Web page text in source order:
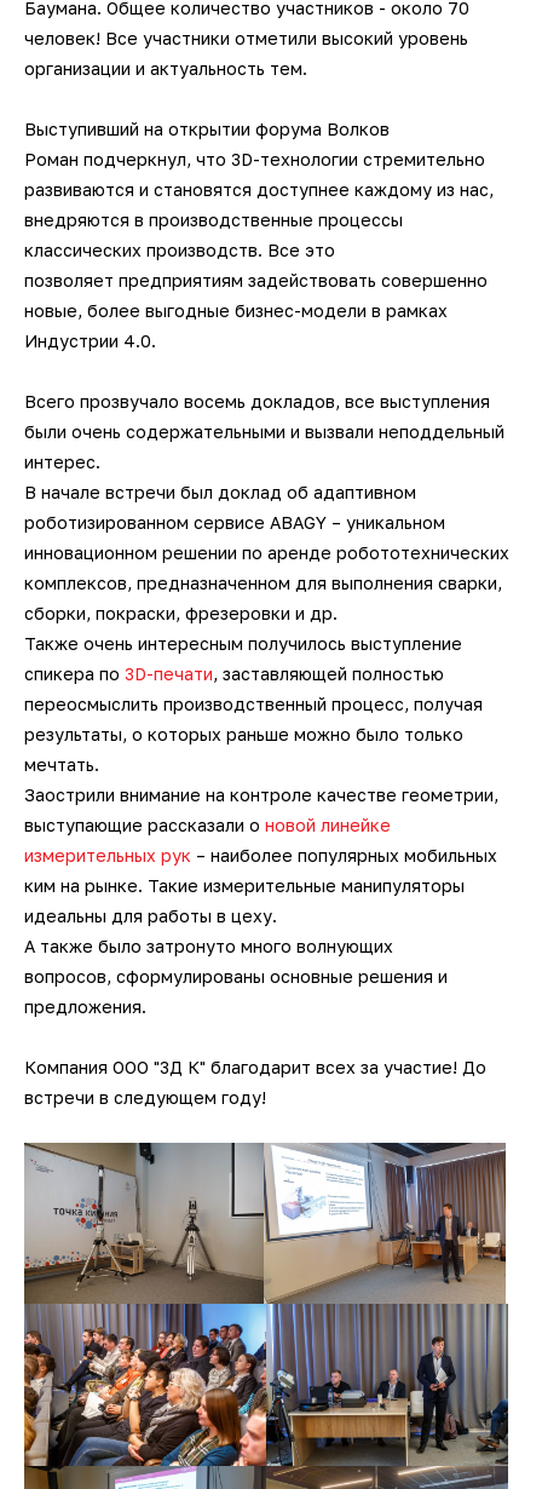
Баумана. Общее количество участников - около 70
человек! Все участники отметили высокий уровень
организации и актуальность тем.
Выступивший на открытии форума Волков
Роман подчеркнул, что 3D-технологии стремительно
развиваются и становятся доступнее каждому из нас,
внедряются в производственные процессы
классических производств. Все это
позволяет предприятиям задействовать совершенно
новые, более выгодные бизнес-модели в рамках
Индустрии 4.0.
Всего прозвучало восемь докладов, все выступления
были очень содержательными и вызвали неподдельный
интерес.
В начале встречи был доклад об адаптивном
роботизированном сервисе ABAGY – уникальном
инновационном решении по аренде робототехнических
комплексов, предназначенном для выполнения сварки,
сборки, покраски, фрезеровки и др.
Также очень интересным получилось выступление
спикера по 3D-печати, заставляющей полностью
переосмыслить производственный процесс, получая
результаты, о которых раньше можно было только
мечтать.
Заострили внимание на контроле качестве геометрии,
выступающие рассказали о новой линейке
измерительных рук – наиболее популярных мобильных
ким на рынке. Такие измерительные манипуляторы
идеальны для работы в цеху.
А также было затронуто много волнующих
вопросов, сформулированы основные решения и
предложения.
Компания ООО "3Д К" благодарит всех за участие! До
встречи в следующем году!
датчики
Техническое 3D-зрение
Лазерные 2D проекторы
Программное обеспечение
Длиномеры
Системы фотограмметрии
Оптические измерительные
машины
Приборы для измерения профиля и
формы
Аксессуары для
метрологического оборудования
3D-сканеры для трекеров
Аксессуары и оснастка для
трекеров
3D-сканеры для измерительных
рук
Аксессуары и оснастка для рук
Ручные 3D-сканеры ScanTech
Ручные 3D-сканеры Scanform
Ручные 3D-сканеры AM.TECH
Ручные 3D-сканеры ZG
Наземные 3D-сканеры Leica
Наземные 3D-сканеры АТЛАС
Наземные 3D-сканеры FARO
3D-сканеры для трекеров
3D-сканеры для измерительных
рук
Принадлежности для КИМ
Мультисенсорные измерительные
машины Unimetro
Фотограмметрические
измерительные системы V-STARS
Промышленные роботы KUKA
Hexagon
Автоматизированные станции
SCANOLOGY и ScanTech
Индивидуальные разработки по
автоматизации
Автоматизация
производственных процессов
кг
Мобильные роботы KUKA
3D-принтеры для печати гипсом
3D-принтеры для печати
полиамидами
3D-принтеры для печати
биоматериалами
SLM-принтеры Sisma
Kinematics
ПО Metrolog Metrologic Group
ПО PC-DMIS
ПО QUINDOS
ПО TezetCAD 3D Rohrsoftware
ПО Autodesk PowerINSPECT
ПО Inspire
ПО ESI Additive Manufacturing
ПО Volume Graphics
ПО TubeShaper
ПО GOM